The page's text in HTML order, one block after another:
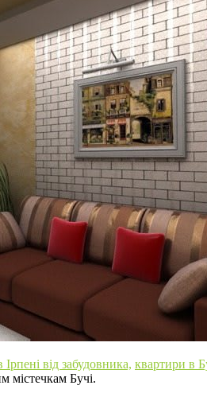
від забудовника, квартири в
містечкам Бучі.